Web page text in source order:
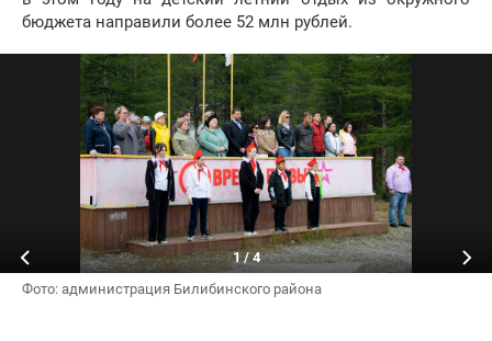
бюджета направили более 52 млн рублей.
Фото: администрация Билибинского района
1/4